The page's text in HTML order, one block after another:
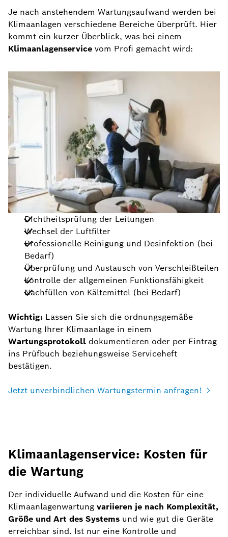
Je nach anstehendem Wartungsaufwand werden bei
Klimaanlagen verschiedene Bereiche überprüft. Hier
kommt ein kurzer Überblick, was bei einem
Klimaanlagenservice vom Profi gemacht wird:
Dichtheitsprüfung der Leitungen
Wechsel der Luftfilter
Professionelle Reinigung und Desinfektion (bei
Bedarf)
Überprüfung und Austausch von Verschleißteilen
Kontrolle der allgemeinen Funktionsfähigkeit
Nachfüllen von Kältemittel (bei Bedarf)
Wichtig: Lassen Sie sich die ordnungsgemäße
Wartung Ihrer Klimaanlage in einem
Wartungsprotokoll dokumentieren oder per Eintrag
ins Prüfbuch beziehungsweise Serviceheft
bestätigen.
Jetzt unverbindlichen Wartungstermin anfragen!
Klimaanlagenservice: Kosten für
die Wartung
Der individuelle Aufwand und die Kosten für eine
Klimaanlagenwartung variieren je nach Komplexität,
Größe und Art des Systems und wie gut die Geräte
erreichbar sind. Ist nur eine Kontrolle und